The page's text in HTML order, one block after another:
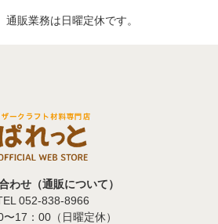
販業務は日曜定休です。
わせ（通販について）
052-838-8966
〜17：00（日曜定休）